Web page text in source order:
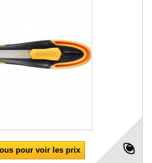
pour voir les prix